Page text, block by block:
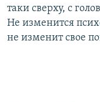
таки сверху, с
Не изменится
не изменит свое